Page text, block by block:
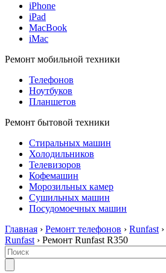
iPhone
iPad
MacBook
iMac
Ремонт мобильной техники
Телефонов
Ноутбуков
Планшетов
Ремонт бытовой техники
Стиральных машин
Холодильников
Телевизоров
Кофемашин
Морозильных камер
Сушильных машин
Посудомоечных машин
Главная › Ремонт телефонов › Runfast ›
Runfast › Ремонт Runfast R350